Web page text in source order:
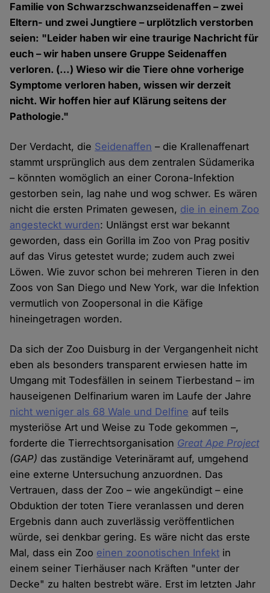
Familie von Schwarzschwanzseidenaffen – zwei
Eltern- und zwei Jungtiere –urplötzlich verstorben
seien: "Leider haben wir eine traurige Nachricht für
euch – wir haben unsere Gruppe Seidenaffen
verloren. (…) Wieso wir die Tiere ohne vorherige
Symptome verloren haben, wissen wir derzeit
nicht. Wir hoffen hier auf Klärung seitens der
Pathologie."
Der Verdacht, die Seidenaffen – die Krallenaffenart
stammt ursprünglich aus dem zentralen Südamerika
– könnten womöglich an einer Corona-Infektion
gestorben sein, lag nahe und wog schwer. Es wären
nicht die ersten Primaten gewesen, die in einem Zoo
angesteckt wurden: Unlängst erst war bekannt
geworden, dass ein Gorilla im Zoo von Prag positiv
auf das Virus getestet wurde; zudem auch zwei
Löwen. Wie zuvor schon bei mehreren Tieren in den
Zoos von San Diego und New York, war die Infektion
vermutlich von Zoopersonal in die Käfige
hineingetragen worden.
Da sich der Zoo Duisburg in der Vergangenheit nicht
eben als besonders transparent erwiesen hatte im
Umgang mit Todesfällen in seinem Tierbestand – im
hauseigenen Delfinarium waren im Laufe der Jahre
nicht weniger als 68 Wale und Delfine auf teils
mysteriöse Art und Weise zu Tode gekommen –,
forderte die Tierrechtsorganisation Great Ape Project
(GAP) das zuständige Veterinäramt auf, umgehend
eine externe Untersuchung anzuordnen. Das
Vertrauen, dass der Zoo – wie angekündigt – eine
Obduktion der toten Tiere veranlassen und deren
Ergebnis dann auch zuverlässig veröffentlichen
würde, sei denkbar gering. Es wäre nicht das erste
Mal, dass ein Zoo einen zoonotischen Infekt in
einem seiner Tierhäuser nach Kräften "unter der
Decke" zu halten bestrebt wäre. Erst im letzten Jahr